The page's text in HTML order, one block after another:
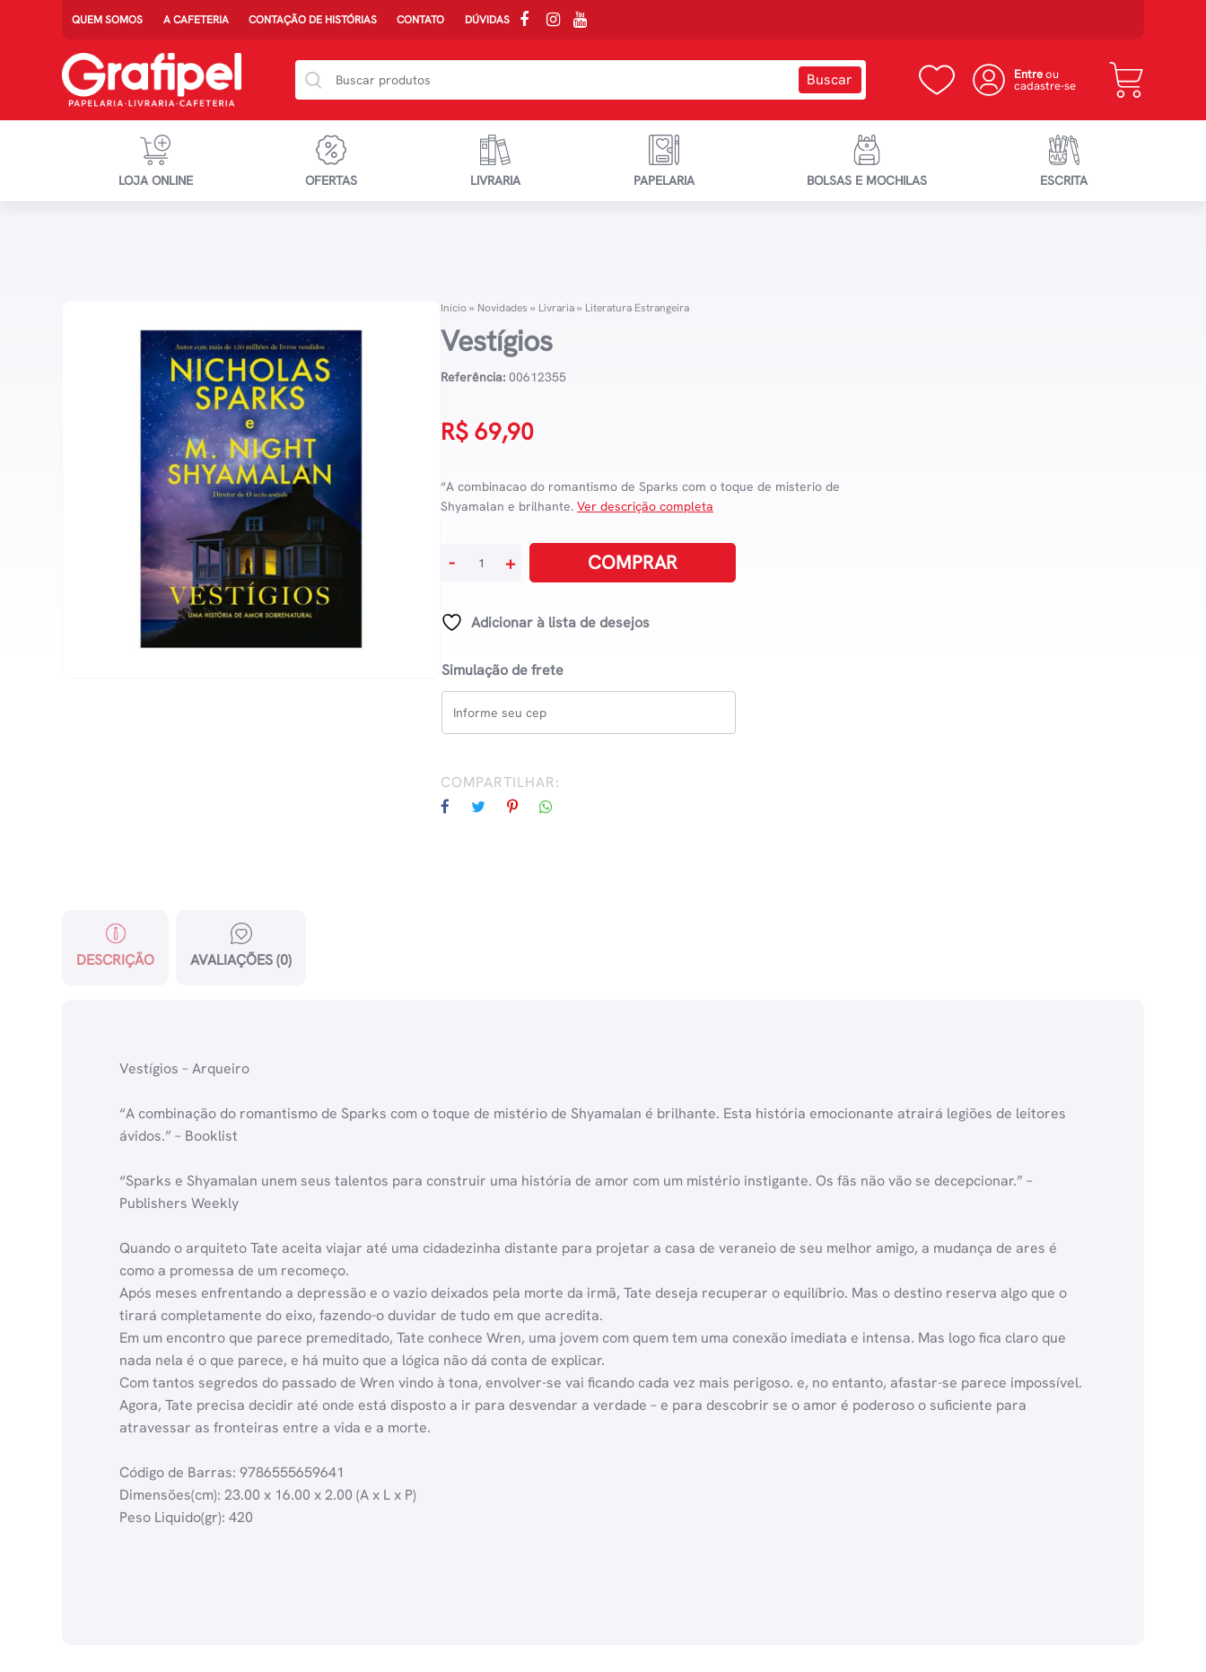
QUEM SOMOS A CAFETERIA CONTAÇÃO DE HISTÓRIAS CONTATO DÚVIDAS
Entreou
cadastre-se
LOJA ONLINE OFERTAS LIVRARIA PAPELARIA BOLSAS E MOCHILAS ESCRITA
Início» Novidades » Livraria» Literatura Estrangeira
Vestígios
Referência: 00612355
R$ 69,90
“A combinacao do romantismo de Sparks com o toque de misterio de
Shyamalan e brilhante.Ver descrição completa
- + COMPRAR
Adicionar à lista de desejos
Simulação de frete
COMPARTILHAR:
DESCRIÇÃO AVALIAÇÕES (0)
Vestígios – Arqueiro
“A combinação do romantismo de Sparks com o toque de mistério de Shyamalan é brilhante. Esta história emocionante atrairá legiões de leitores
ávidos.” – Booklist
“Sparks e Shyamalan unem seus talentos para construir uma história de amor com um mistério instigante. Os fãs não vão se decepcionar.” –
Publishers Weekly
Quando o arquiteto Tate aceita viajar até uma cidadezinha distante para projetar a casa de veraneio de seu melhor amigo, a mudança de ares é
como a promessa de um recomeço.
Após meses enfrentando a depressão e o vazio deixados pela morte da irmã, Tate deseja recuperar o equilíbrio. Mas o destino reserva algo que o
tirará completamente do eixo, fazendo-o duvidar de tudo em que acredita.
Em um encontro que parece premeditado, Tate conhece Wren, uma jovem com quem tem uma conexão imediata e intensa. Mas logo fica claro que
nada nela é o que parece, e há muito que a lógica não dá conta de explicar.
Com tantos segredos do passado de Wren vindo à tona, envolver-se vai ficando cada vez mais perigoso. e, no entanto, afastar-se parece impossível.
Agora, Tate precisa decidir até onde está disposto a ir para desvendar a verdade – e para descobrir se o amor é poderoso o suficiente para
atravessar as fronteiras entre a vida e a morte.
Código de Barras: 9786555659641
Dimensões(cm): 23.00 x 16.00 x 2.00 (A x L x P)
Peso Liquido(gr): 420